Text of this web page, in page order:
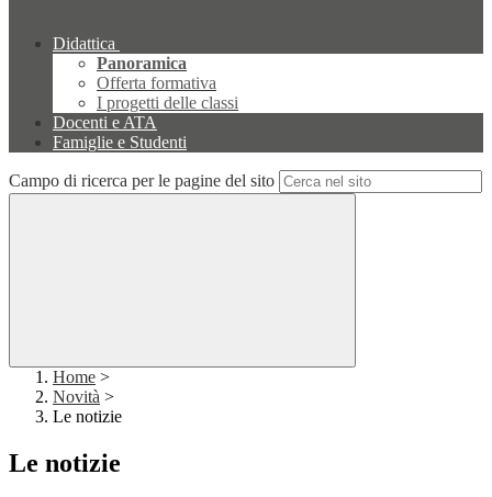
Didattica
Panoramica
Offerta formativa
I progetti delle classi
Docenti e ATA
Famiglie e Studenti
Campo di ricerca per le pagine del sito
Home >
Novità >
Le notizie
Le notizie